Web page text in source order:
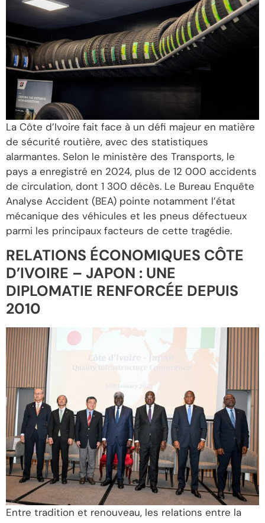
La Côte d’Ivoire fait face à un défi majeur en matière
de sécurité routière, avec des statistiques
alarmantes. Selon le ministère des Transports, le
pays a enregistré en 2024, plus de 12 000 accidents
de circulation, dont 1 300 décès. Le Bureau Enquête
Analyse Accident (BEA) pointe notamment l’état
mécanique des véhicules et les pneus défectueux
parmi les principaux facteurs de cette tragédie.
RELATIONS ÉCONOMIQUES CÔTE
D’IVOIRE – JAPON : UNE
DIPLOMATIE RENFORCÉE DEPUIS
2010
Entre tradition et renouveau, les relations entre la